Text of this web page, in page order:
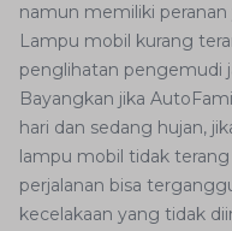
namun memiliki peranan
Lampu mobil kurang
penglihatan pengemudi
Bayangkan jika
hari dan sedang hujan,
lampu mobil tidak
perjalanan bisa
kecelakaan yang tidak